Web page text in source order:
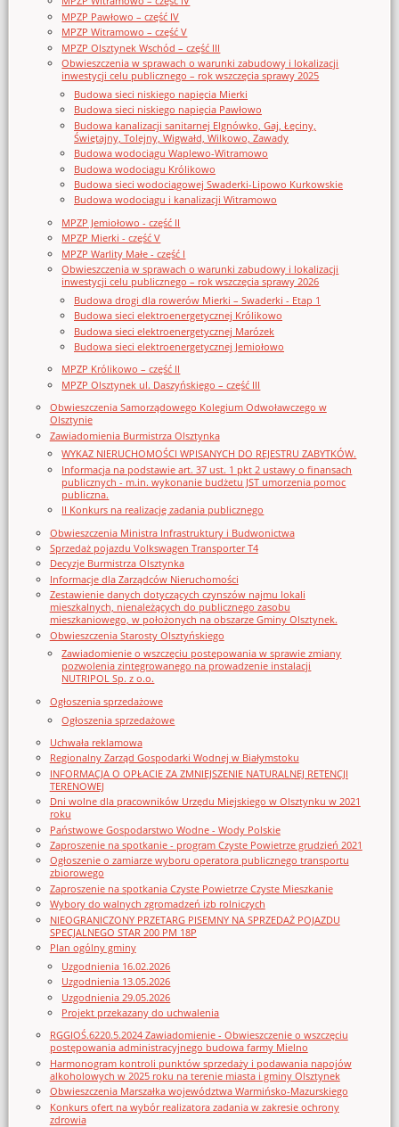
MPZP Pawłowo – część IV
MPZP Witramowo – część V
MPZP Olsztynek Wschód – część III
Obwieszczenia w sprawach o warunki zabudowy i lokalizacji
inwestycji celu publicznego – rok wszczęcia sprawy 2025
Budowa sieci niskiego napięcia Mierki
Budowa sieci niskiego napięcia Pawłowo
Budowa kanalizacji sanitarnej Elgnówko, Gaj, Łęciny,
Świętajny, Tolejny, Wigwałd, Wilkowo, Zawady
Budowa wodociągu Waplewo-Witramowo
Budowa wodociągu Królikowo
Budowa sieci wodociągowej Swaderki-Lipowo Kurkowskie
Budowa wodociągu i kanalizacji Witramowo
MPZP Jemiołowo - część II
MPZP Mierki - część V
MPZP Warlity Małe - część I
Obwieszczenia w sprawach o warunki zabudowy i lokalizacji
inwestycji celu publicznego – rok wszczęcia sprawy 2026
Budowa drogi dla rowerów Mierki – Swaderki - Etap 1
Budowa sieci elektroenergetycznej Królikowo
Budowa sieci elektroenergetycznej Marózek
Budowa sieci elektroenergetycznej Jemiołowo
MPZP Królikowo – część II
MPZP Olsztynek ul. Daszyńskiego – część III
Obwieszczenia Samorządowego Kolegium Odwoławczego w
Olsztynie
Zawiadomienia Burmistrza Olsztynka
WYKAZ NIERUCHOMOŚCI WPISANYCH DO REJESTRU ZABYTKÓW.
Informacja na podstawie art. 37 ust. 1 pkt 2 ustawy o finansach
publicznych - m.in. wykonanie budżetu JST umorzenia pomoc
publiczna.
II Konkurs na realizację zadania publicznego
Obwieszczenia Ministra Infrastruktury i Budwonictwa
Sprzedaż pojazdu Volkswagen Transporter T4
Decyzje Burmistrza Olsztynka
Informacje dla Zarządców Nieruchomości
Zestawienie danych dotyczących czynszów najmu lokali
mieszkalnych, nienależących do publicznego zasobu
mieszkaniowego, w położonych na obszarze Gminy Olsztynek.
Obwieszczenia Starosty Olsztyńskiego
Zawiadomienie o wszczęciu postępowania w sprawie zmiany
pozwolenia zintegrowanego na prowadzenie instalacji
NUTRIPOL Sp. z o.o.
Ogłoszenia sprzedażowe
Ogłoszenia sprzedażowe
Uchwała reklamowa
Regionalny Zarząd Gospodarki Wodnej w Białymstoku
INFORMACJA O OPŁACIE ZA ZMNIEJSZENIE NATURALNEJ RETENCJI
TERENOWEJ
Dni wolne dla pracowników Urzędu Miejskiego w Olsztynku w 2021
roku
Państwowe Gospodarstwo Wodne - Wody Polskie
Zaproszenie na spotkanie - program Czyste Powietrze grudzień 2021
Ogłoszenie o zamiarze wyboru operatora publicznego transportu
zbiorowego
Zaproszenie na spotkania Czyste Powietrze Czyste Mieszkanie
Wybory do walnych zgromadzeń izb rolniczych
NIEOGRANICZONY PRZETARG PISEMNY NA SPRZEDAŻ POJAZDU
SPECJALNEGO STAR 200 PM 18P
Plan ogólny gminy
Uzgodnienia 16.02.2026
Uzgodnienia 13.05.2026
Uzgodnienia 29.05.2026
Projekt przekazany do uchwalenia
RGGIOŚ.6220.5.2024 Zawiadomienie - Obwieszczenie o wszczęciu
postępowania administracyjnego budowa farmy Mielno
Harmonogram kontroli punktów sprzedaży i podawania napojów
alkoholowych w 2025 roku na terenie miasta i gminy Olsztynek
Obwieszczenia Marszałka województwa Warmińsko-Mazurskiego
Konkurs ofert na wybór realizatora zadania w zakresie ochrony
zdrowia